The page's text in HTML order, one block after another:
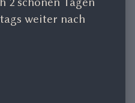
weiter nach